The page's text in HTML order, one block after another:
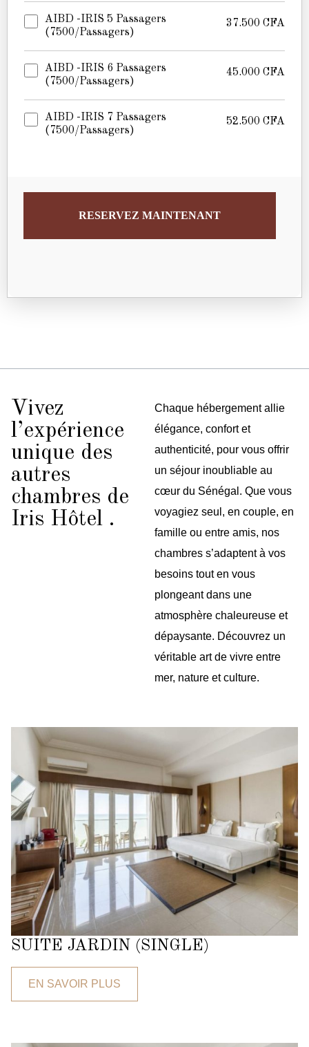
AIBD -IRIS 5 Passagers
(7500/passagers)
37.500 CFA
AIBD -IRIS 6 Passagers
(7500/passagers)
45.000 CFA
AIBD -IRIS 7 Passagers
(7500/passagers)
52.500 CFA
RESERVEZ MAINTENANT
Vivez
l’expérience
unique des
autres
chambres de
Iris Hôtel .
Chaque hébergement allie
élégance, confort et
authenticité, pour vous offrir
un séjour inoubliable au
cœur du Sénégal. Que vous
voyagiez seul, en couple, en
famille ou entre amis, nos
chambres s’adaptent à vos
besoins tout en vous
plongeant dans une
atmosphère chaleureuse et
dépaysante. Découvrez un
véritable art de vivre entre
mer, nature et culture.
SUITE JARDIN (SINGLE)
EN SAVOIR PLUS